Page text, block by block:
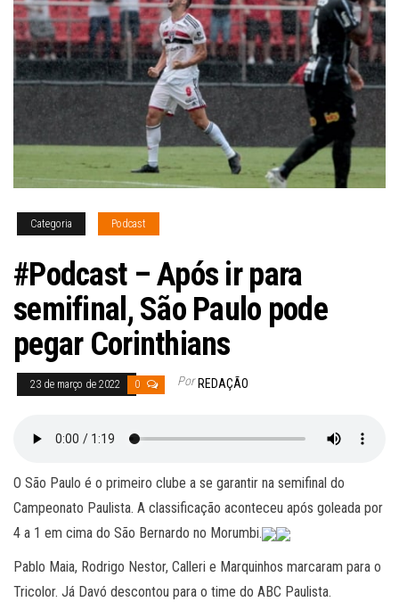
Categoria Podcast
#Podcast – Após ir para
semifinal, São Paulo pode
pegar Corinthians
23 de março de 2022 0 Por REDAÇÃO
O São Paulo é o primeiro clube a se garantir na semifinal do
Campeonato Paulista. A classificação aconteceu após goleada por
4 a 1 em cima do São Bernardo no Morumbi.
Pablo Maia, Rodrigo Nestor, Calleri e Marquinhos marcaram para o
Tricolor. Já Davó descontou para o time do ABC Paulista.